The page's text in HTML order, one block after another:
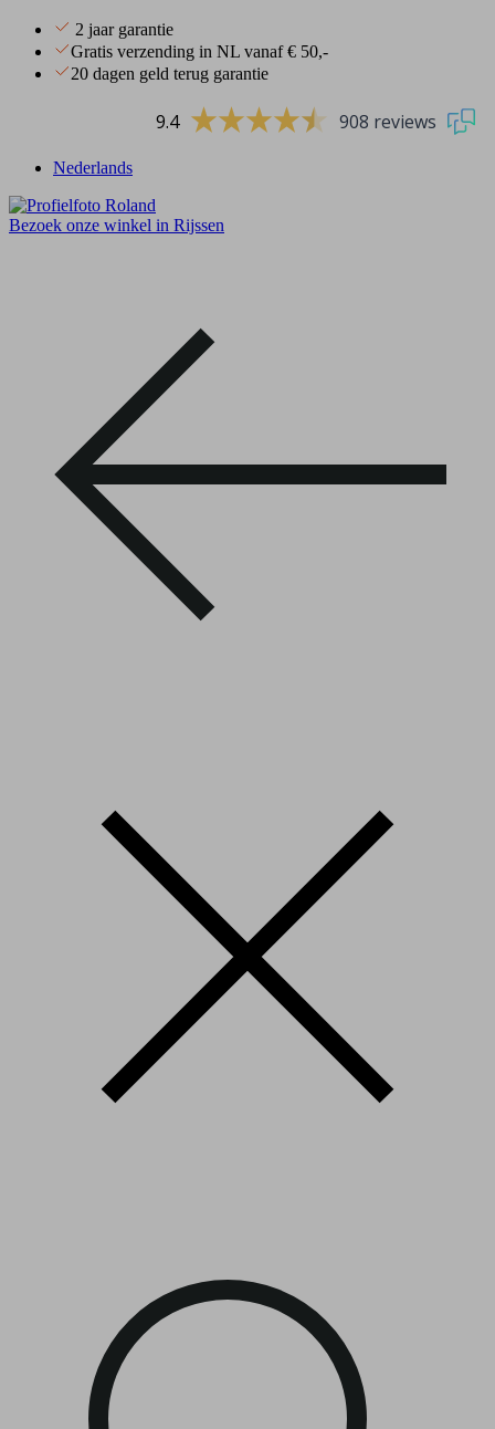
2 jaar garantie
Gratis verzending in NL vanaf € 50,-
20 dagen geld terug garantie
9.4 908 reviews
Nederlands
Bezoek onze winkel in Rijssen